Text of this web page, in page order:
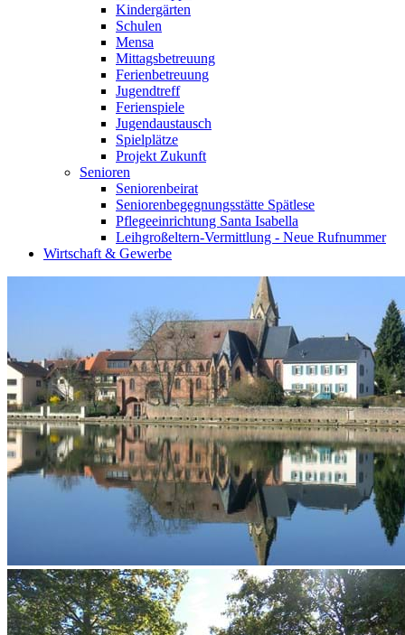
Kindergärten
Schulen
Mensa
Mittagsbetreuung
Ferienbetreuung
Jugendtreff
Ferienspiele
Jugendaustausch
Spielplätze
Projekt Zukunft
Senioren
Seniorenbeirat
Seniorenbegegnungsstätte Spätlese
Pflegeeinrichtung Santa Isabella
Leihgroßeltern-Vermittlung - Neue Rufnummer
Wirtschaft & Gewerbe